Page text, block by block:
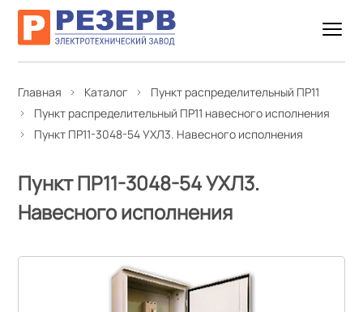
Главная Каталог
Пункт распределительный ПР11
Пункт распределительный ПР11 навесного исполнения
Пункт ПР11-3048-54 УХЛ3. Навесного исполнения
Пункт ПР11-3048-54 УХЛ3.
Навесного исполнения